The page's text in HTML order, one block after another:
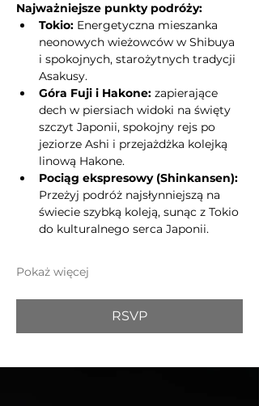
Najważniejsze punkty podróży:
Tokio: Energetyczna mieszanka
neonowych wieżowców w Shibuya
i spokojnych, starożytnych tradycji
Asakusy.
Góra Fuji i Hakone: zapierające
dech w piersiach widoki na święty
szczyt Japonii, spokojny rejs po
jeziorze Ashi i przejażdżka kolejką
linową Hakone.
Pociąg ekspresowy (Shinkansen):
Przeżyj podróż najsłynniejszą na
świecie szybką koleją, sunąc z Tokio
do kulturalnego serca Japonii.
Pokaż więcej
RSVP